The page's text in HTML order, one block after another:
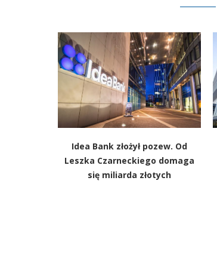
Idea Bank złożył pozew. Od
Leszka Czarneckiego domaga
się miliarda złotych